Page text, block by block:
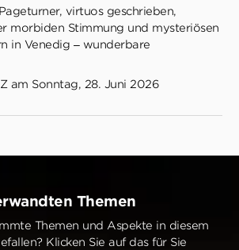
virtuos geschrieben,
morbiden Stimmung und mysteriösen
in Venedig – wunderbare
am Sonntag, 28. Juni 2026
Themen
Themen und Aspekte in diesem
Klicken Sie auf das für Sie